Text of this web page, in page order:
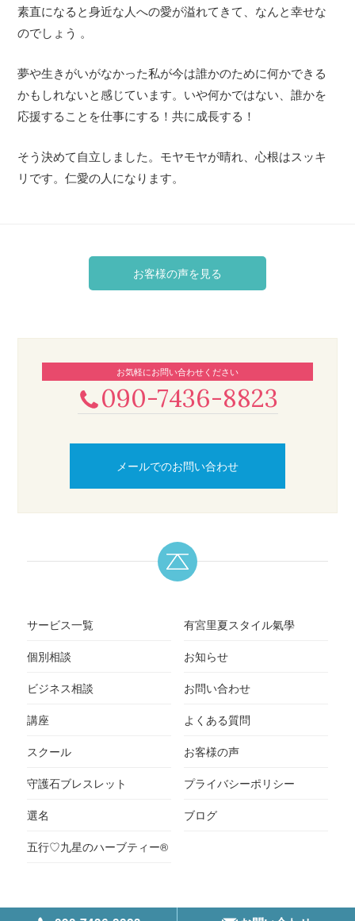
素直になると身近な人への愛が溢れてきて、なんと幸せな
のでしょう 。
夢や生きがいがなかった私が今は誰かのために何かできる
かもしれないと感じています。いや何かではない、誰かを
応援することを仕事にする！共に成長する！
そう決めて自立しました。モヤモヤが晴れ、心根はスッキ
リです。仁愛の人になります。
お客様の声を見る
お気軽にお問い合わせください
090-7436-8823
メールでのお問い合わせ
サービス一覧
個別相談
ビジネス相談
講座
スクール
守護石ブレスレット
選名
五行♡九星のハーブティー®
有宮里夏スタイル氣學
お知らせ
お問い合わせ
よくある質問
お客様の声
プライバシーポリシー
ブログ
© 有宮里夏スタイル氣学, ALL RIGHTS RESERVED.